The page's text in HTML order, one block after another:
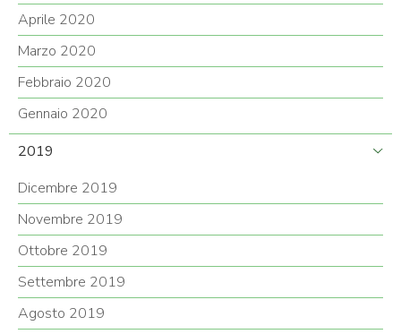
Aprile 2020
Marzo 2020
Febbraio 2020
Gennaio 2020
2019
Dicembre 2019
Novembre 2019
Ottobre 2019
Settembre 2019
Agosto 2019